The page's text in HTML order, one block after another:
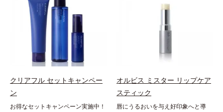
とり、メイクとしっかりなじませて
ください。3.メイクとなじんだら、
水またはぬるま湯でよく洗い流しま
す。4.その後、洗顔料で洗顔してく
ださい。
にとり、メイクとしっかりなじませ
ら、水またはぬるま湯でよく洗い流
します。4.その後、洗顔料で洗顔し
商品ページをご覧ください。・
シナジー設計で、あなたのエイジン
の生成を抑え、シミ・ソバカスを防
ぐ（ウォッシュ除く）*2 オルビス
年齢に応じたお手入れのこと*4 う
のなさ*6 乾燥による*7 保湿成分*8
ロニセラカエルレア果汁、ノバラエ
解決(*1)する「リップトリートメン
ト成分(*2)」や、鮮やかな発色で、
均一な質感に整った唇にのせること
でより美しく色づく「クリアカラー
成分(*3)」を配合。さらに吐息や飲
み物の水分を取り込んでリップの密
着性を高める「ウォーターゲル成分
(*4）」で、マスクに色移りもしに
る *2 シリカ、酸化チタン、トリエ
トキシカプリリルシラン、アルニカ
るリップクリームで、顔だけでなく
種類の保湿成分（加水分解コラーゲ
ン、ゲットウ葉エキス）を配合して
の乾燥悩みも解決＆うるおい長持
うカラーで、唇を美しく魅せながら
いので、気兼ねなく使えます。口紅
の下地としてもおすすめです。
クリアフル セットキャンペー
ン
お得なセットキャンペーン実施中！
オルビス ミスター リップケア
スティック
唇にうるおいを与え好印象へと導